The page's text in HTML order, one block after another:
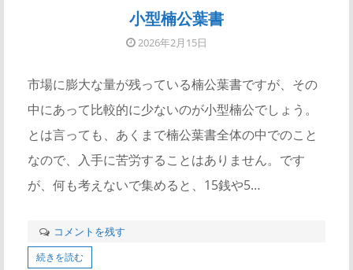
小型楠公葉書
2026年2月15日
市場に膨大な量が残っている楠公葉書ですが、その
中にあって比較的に少ないのが小型楠公でしょう。
とは言っても、あくまで楠公葉書全体の中でのこと
なので、入手に苦労することはありません。です
が、何も考えないで集めると、15銭や5…
コメントを残す
続きを読む